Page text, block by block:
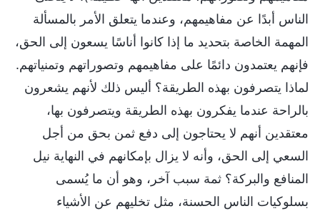
الناس أبدًا عن مفاهيمهم، وعندما يتعلق الأمر بالمسألة
المهمة الخاصة بتحديد ما إذا كانوا أناسًا يسعون إلى الحق،
فإنهم يعتمدون دائمًا على مفاهيمهم وتصوراتهم وتمنياتهم.
لماذا يتصرفون بهذه الطريقة؟ أليس ذلك لأنهم يشعرون
بالراحة عندما يفكرون بهذه الطريقة ويتصرفون بها،
معتقدين أنهم لا يحتاجون إلى دفع ثمن بحق من أجل
السعي إلى الحق، وأنه لا يزال بإمكانهم في النهاية نيل
المنافع والبركة؟ ثمة سبب آخر، وهو أن ما يُسمى
بسلوكيات الناس الحسنة، مثل تخليهم عن الأشياء